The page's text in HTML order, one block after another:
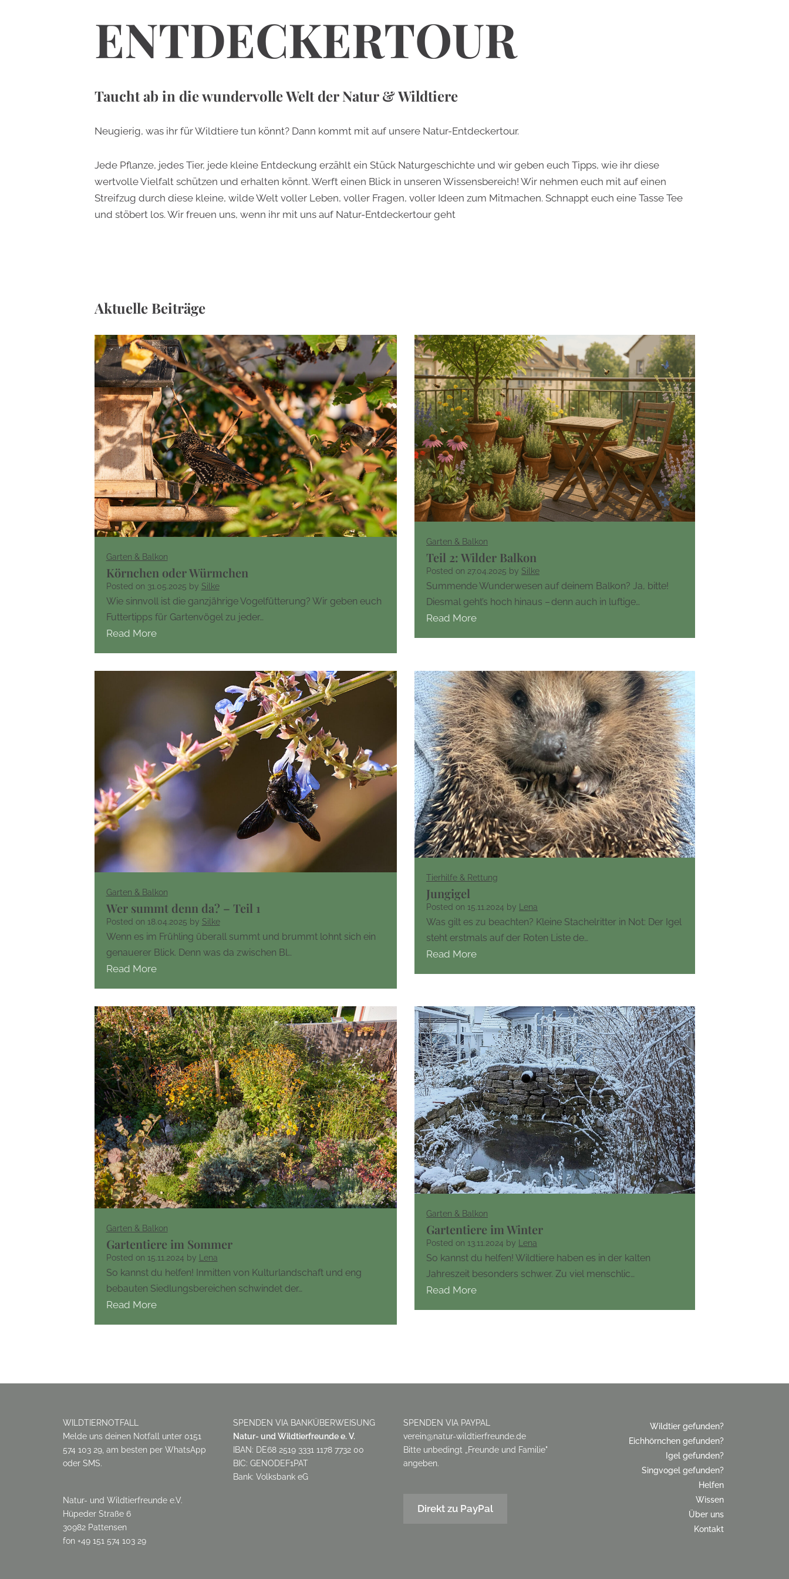
ENTDECKERTOUR
Taucht ab in die wundervolle Welt der Natur & Wildtiere
Neugierig, was ihr für Wildtiere tun könnt? Dann kommt mit auf unsere Natur-Entdeckertour.
Jede Pflanze, jedes Tier, jede kleine Entdeckung erzählt ein Stück Naturgeschichte und wir geben euch Tipps, wie ihr diese
wertvolle Vielfalt schützen und erhalten könnt. Werft einen Blick in unseren Wissensbereich! Wir nehmen euch mit auf einen
Streifzug durch diese kleine, wilde Welt voller Leben, voller Fragen, voller Ideen zum Mitmachen. Schnappt euch eine Tasse Tee
und stöbert los. Wir freuen uns, wenn ihr mit uns auf Natur-Entdeckertour geht
Aktuelle Beiträge
Garten & Balkon
Körnchen oder Würmchen
Posted on 31.05.2025 by Silke
Wie sinnvoll ist die ganzjährige Vogelfütterung? Wir geben euch
Futtertipps für Gartenvögel zu jeder…
Read More
Garten & Balkon
Teil 2: Wilder Balkon
Posted on 27.04.2025 by Silke
Summende Wunderwesen auf deinem Balkon? Ja, bitte!
Diesmal geht’s hoch hinaus – denn auch in luftige…
Read More
Garten & Balkon
Wer summt denn da? – Teil 1
Posted on 18.04.2025 by Silke
Wenn es im Frühling überall summt und brummt lohnt sich ein
genauerer Blick. Denn was da zwischen Bl…
Read More
Tierhilfe & Rettung
Jungigel
Posted on 15.11.2024 by Lena
Was gilt es zu beachten? Kleine Stachelritter in Not: Der Igel
steht erstmals auf der Roten Liste de…
Read More
Garten & Balkon
Gartentiere im Sommer
Posted on 15.11.2024 by Lena
So kannst du helfen! Inmitten von Kulturlandschaft und eng
bebauten Siedlungsbereichen schwindet der…
Read More
Garten & Balkon
Gartentiere im Winter
Posted on 13.11.2024 by Lena
So kannst du helfen! Wildtiere haben es in der kalten
Jahreszeit besonders schwer. Zu viel menschlic…
Read More
WILDTIERNOTFALL
Melde uns deinen Notfall unter 0151
574 103 29, am besten per WhatsApp
oder SMS.
Natur- und Wildtierfreunde e.V.
Hüpeder Straße 6
30982 Pattensen
fon +49 151 574 103 29
SPENDEN VIA BANKÜBERWEISUNG
Natur- und Wildtierfreunde e. V.
IBAN: DE68 2519 3331 1178 7732 00
BIC: GENODEF1PAT
Bank: Volksbank eG
SPENDEN VIA PAYPAL
verein@natur-wildtierfreunde.de
Bitte unbedingt „Freunde und Familie"
angeben.
Direkt zu PayPal
Wildtier gefunden?
Eichhörnchen gefunden?
Igel gefunden?
Singvogel gefunden?
Helfen
Wissen
Über uns
Kontakt